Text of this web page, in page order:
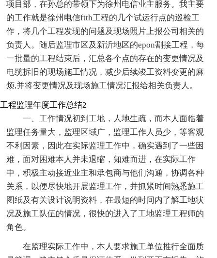
项目部，在孙总的带领下为徐州电信业主服务。我主要
的工作就是徐州电信ftth工程的几个试运行点的巡检工
作，将几个工程发现的问题及现场照片上报公司相关的
负责人。随后监理市区及新沂地区的epon割接工程，每
一批量的工程结束后，汇总各个点的存在的变更情况及
电缆拆旧的现场施工情况，减少后续竣工资料变更的麻
烦,并将变更情况及现场施工情况汇报给相关负责人。
工程监理年度工作总结2
一、工作情况初到工地，人地生疏，而本人面临着
监理任务量大，监理区域广，监理工作人员少，等客观
不利因素，因此在实际监理工作中，确实遇到了一些困
难，面对困难本人并未退缩，知难而进，在实际工作
中，积极主动接近业主和承包商与他们沟通，协调各种
关系，以便尽快地开展监理工作，并抓紧时间熟悉施工
图纸及有关设计说明资料，在最短的时间内了解工地状
况及施工队伍的情况，很快的进入了工地监理工程师的
角色。
在监理实际工作中，本人要求施工单位推行全面质